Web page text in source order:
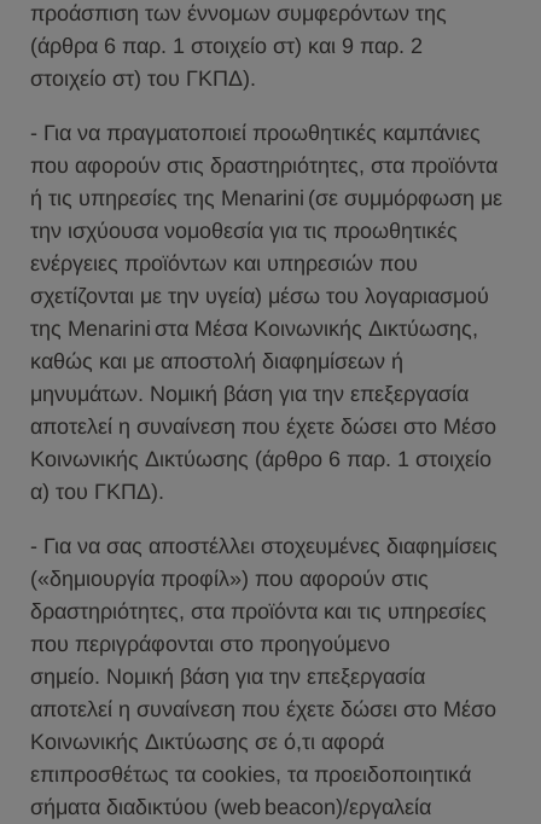
προάσπιση των έννομων συμφερόντων της
(άρθρα 6 παρ. 1 στοιχείο στ) και 9 παρ. 2
στοιχείο στ) του ΓΚΠΔ).
- Για να πραγματοποιεί προωθητικές καμπάνιες
που αφορούν στις δραστηριότητες, στα προϊόντα
ή τις υπηρεσίες της Menarini (σε συμμόρφωση με
την ισχύουσα νομοθεσία για τις προωθητικές
ενέργειες προϊόντων και υπηρεσιών που
σχετίζονται με την υγεία) μέσω του λογαριασμού
της Menarini στα Μέσα Κοινωνικής Δικτύωσης,
καθώς και με αποστολή διαφημίσεων ή
μηνυμάτων. Νομική βάση για την επεξεργασία
αποτελεί η συναίνεση που έχετε δώσει στο Μέσο
Κοινωνικής Δικτύωσης (άρθρο 6 παρ. 1 στοιχείο
α) του ΓΚΠΔ).
- Για να σας αποστέλλει στοχευμένες διαφημίσεις
(«δημιουργία προφίλ») που αφορούν στις
δραστηριότητες, στα προϊόντα και τις υπηρεσίες
που περιγράφονται στο προηγούμενο
σημείο. Νομική βάση για την επεξεργασία
αποτελεί η συναίνεση που έχετε δώσει στο Μέσο
Κοινωνικής Δικτύωσης σε ό,τι αφορά
επιπροσθέτως τα cookies, τα προειδοποιητικά
σήματα διαδικτύου (web beacon)/εργαλεία